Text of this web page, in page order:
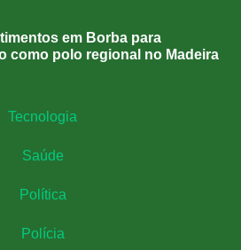
em Borba para
como polo regional no Madeira
Tecnologia
Saúde
Política
Polícia